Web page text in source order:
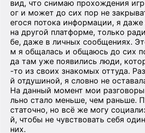
вид, что снимаю прохождения
ог и может до сих пор не
егося потока информации, я даже
на другой платформе, только
бе, даже в личных сообщениях.
м я общалась и общаюсь до сих
да там уже появились люди,
-то из своих знакомых оттуда.
й отдушиной, я словно не
На данный момент мои
льно стало меньше, чем раньше.
статочно, но всё же могу
й, чтобы не чувствовать себя
них.